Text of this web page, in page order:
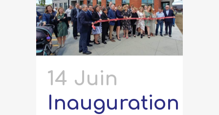
14 Juin
Inauguration